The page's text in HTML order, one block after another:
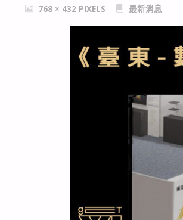
FULL768 × 432 PIXELS 最新消息